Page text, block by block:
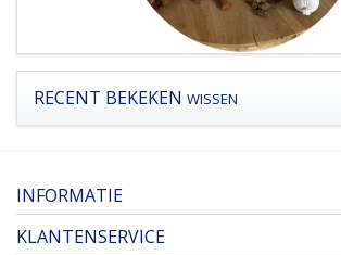
RECENT BEKEKEN WISSEN
INFORMATIE
KLANTENSERVICE